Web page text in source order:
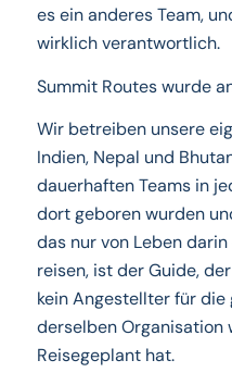
es ein anderes Team,
wirklich verantwortlich.
Summit Routes wurde
Wir betreiben unsere
Indien, Nepal und
dauerhaften Teams in
dort geboren wurden
das nur von Leben
reisen, ist der Guide,
kein Angestellter für die
derselben Organisation
Reisegeplant hat.